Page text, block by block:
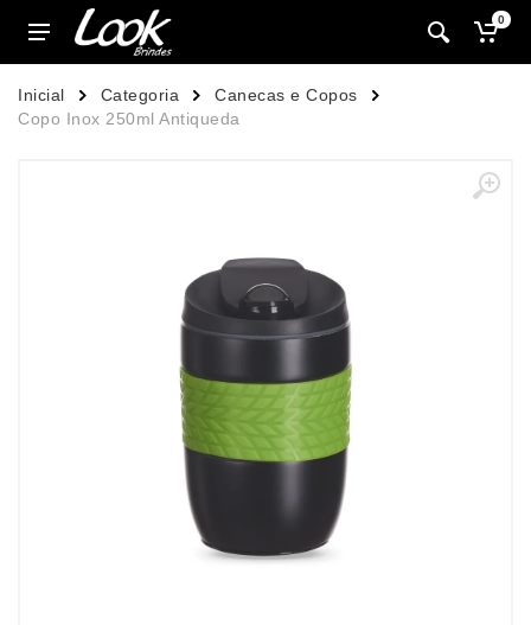
0
Inicial Categoria
Canecas e Copos
Copo Inox 250ml Antiqueda